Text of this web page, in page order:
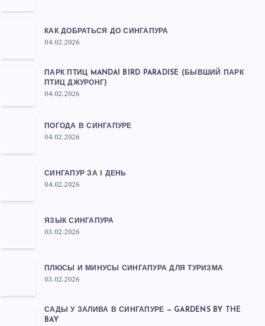
КАК ДОБРАТЬСЯ ДО СИНГАПУРА
04.02.2026
ПАРК ПТИЦ MANDAI BIRD PARADISE (БЫВШИЙ ПАРК
ПТИЦ ДЖУРОНГ)
04.02.2026
ПОГОДА В СИНГАПУРЕ
04.02.2026
СИНГАПУР ЗА 1 ДЕНЬ
04.02.2026
ЯЗЫК СИНГАПУРА
03.02.2026
ПЛЮСЫ И МИНУСЫ СИНГАПУРА ДЛЯ ТУРИЗМА
03.02.2026
САДЫ У ЗАЛИВА В СИНГАПУРЕ — GARDENS BY THE
BAY